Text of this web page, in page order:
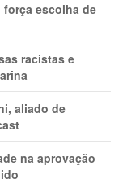
força escolha de
racistas e
aliado de
na aprovação